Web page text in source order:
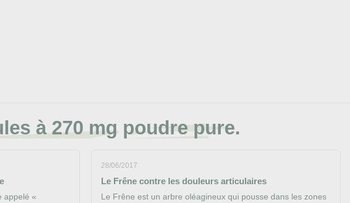
à 270 mg poudre pure.
appelé «
28/06/2017
Le Frêne contre les douleurs articulaires
Le Frêne est un arbre oléagineux qui pousse dans les zones